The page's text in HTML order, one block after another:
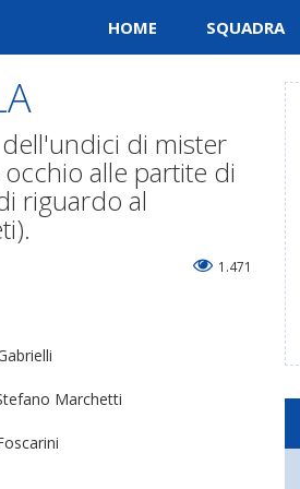
HOME SQUADRA
di mister
alle partite di
riguardo al
1.471
Marchetti